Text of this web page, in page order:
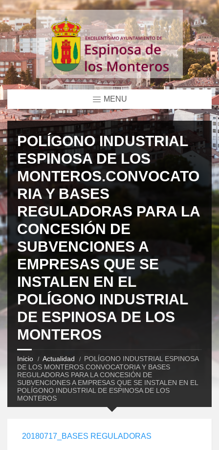
MENU
POLÍGONO INDUSTRIAL
ESPINOSA DE LOS
MONTEROS.CONVOCATO
RIA Y BASES
REGULADORAS PARA LA
CONCESIÓN DE
SUBVENCIONES A
EMPRESAS QUE SE
INSTALEN EN EL
POLÍGONO INDUSTRIAL
DE ESPINOSA DE LOS
MONTEROS
Inicio Actualidad
POLÍGONO INDUSTRIAL ESPINOSA
DE LOS MONTEROS.CONVOCATORIA Y BASES
REGULADORAS PARA LA CONCESIÓN DE
SUBVENCIONES A EMPRESAS QUE SE INSTALEN EN EL
POLÍGONO INDUSTRIAL DE ESPINOSA DE LOS
MONTEROS
20180717_BASES REGULADORAS